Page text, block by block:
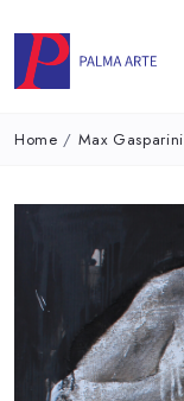
Home / Max Gasparini